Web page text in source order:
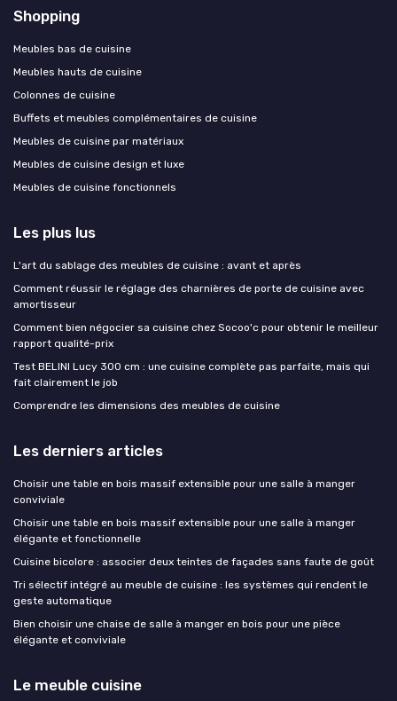
Shopping
Meubles bas de cuisine
Meubles hauts de cuisine
Colonnes de cuisine
Buffets et meubles complémentaires de cuisine
Meubles de cuisine par matériaux
Meubles de cuisine design et luxe
Meubles de cuisine fonctionnels
Les plus lus
L'art du sablage des meubles de cuisine : avant et après
Comment réussir le réglage des charnières de porte de cuisine avec
amortisseur
Comment bien négocier sa cuisine chez Socoo'c pour obtenir le meilleur
rapport qualité-prix
Test BELINI Lucy 300 cm : une cuisine complète pas parfaite, mais qui
fait clairement le job
Comprendre les dimensions des meubles de cuisine
Les derniers articles
Choisir une table en bois massif extensible pour une salle à manger
conviviale
Choisir une table en bois massif extensible pour une salle à manger
élégante et fonctionnelle
Cuisine bicolore : associer deux teintes de façades sans faute de goût
Tri sélectif intégré au meuble de cuisine : les systèmes qui rendent le
geste automatique
Bien choisir une chaise de salle à manger en bois pour une pièce
élégante et conviviale
Le meuble cuisine